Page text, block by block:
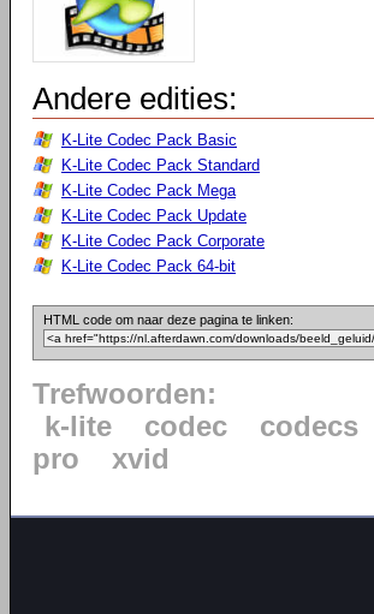
Andere edities:
K-Lite Codec Pack Basic
K-Lite Codec Pack Standard
K-Lite Codec Pack Mega
K-Lite Codec Pack Update
K-Lite Codec Pack Corporate
K-Lite Codec Pack 64-bit
HTML code om naar deze pagina te linken:
Trefwoorden:
k-lite
codec codecs
pro
xvid